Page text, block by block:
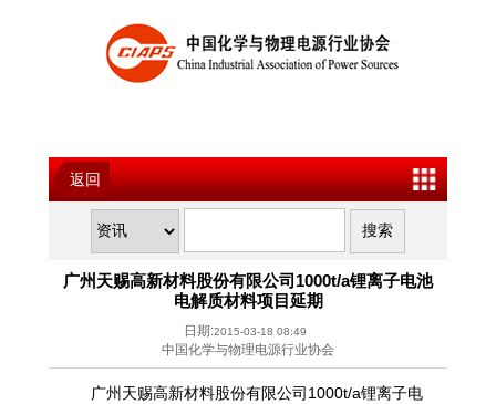
返回
广州天赐高新材料股份有限公司1000t/a锂离子电池
电解质材料项目延期
日期:2015-03-18 08:49
中国化学与物理电源行业协会
广州天赐高新材料股份有限公司1000t/a锂离子电